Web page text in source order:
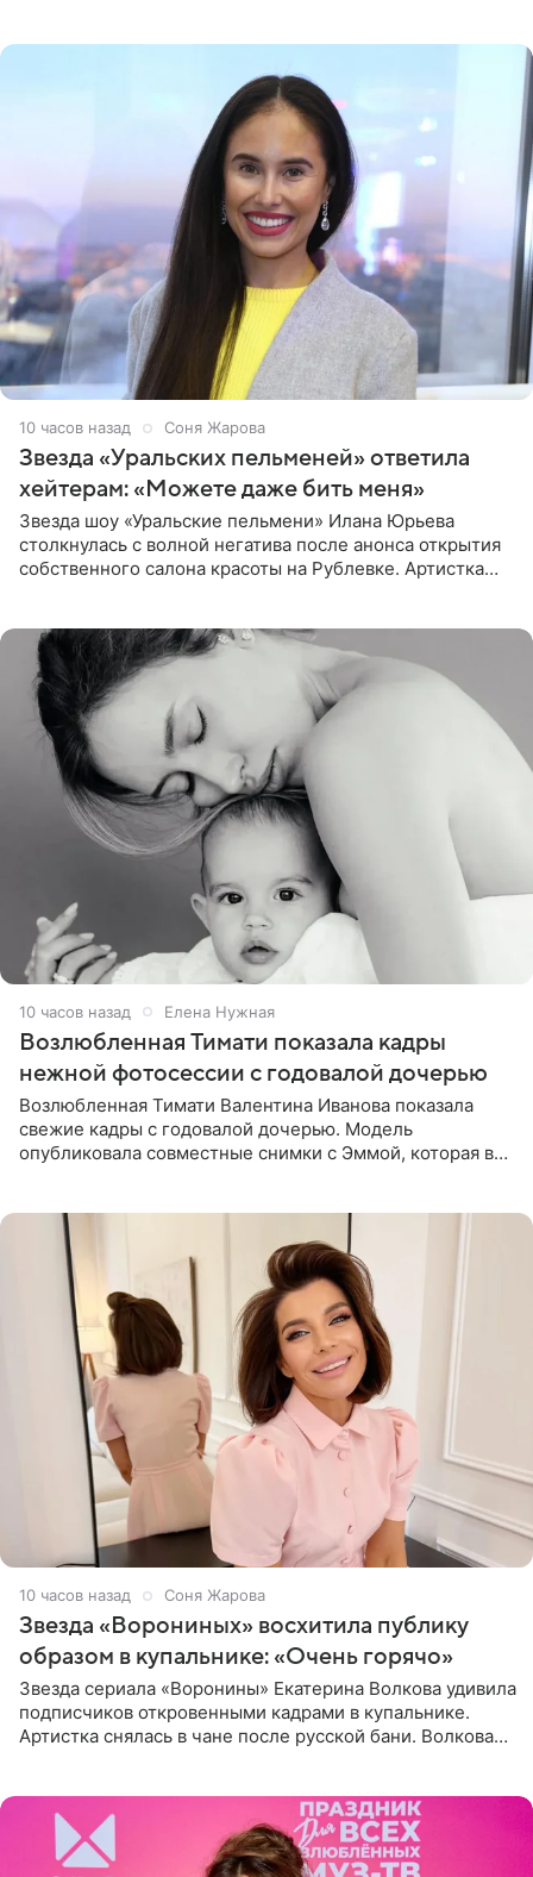
10 часов назад Соня Жарова
Звезда «Уральских пельменей» ответила
хейтерам: «Можете даже бить меня»
Звезда шоу «Уральские пельмени» Илана Юрьева
столкнулась с волной негатива после анонса открытия
собственного салона красоты на Рублевке. Артистка
10 часов назад Елена Нужная
Возлюбленная Тимати показала кадры
нежной фотосессии с годовалой дочерью
Возлюбленная Тимати Валентина Иванова показала
свежие кадры с годовалой дочерью. Модель
опубликовала совместные снимки с Эммой, которая в
10 часов назад Соня Жарова
Звезда «Ворониных» восхитила публику
образом в купальнике: «Очень горячо»
Звезда сериала «Воронины» Екатерина Волкова удивила
подписчиков откровенными кадрами в купальнике.
Артистка снялась в чане после русской бани. Волкова